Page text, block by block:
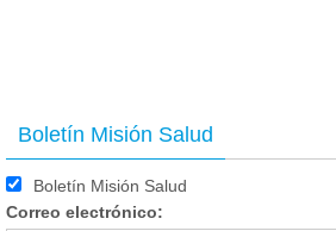
Boletín Misión Salud
Boletín Misión Salud
Correo electrónico: